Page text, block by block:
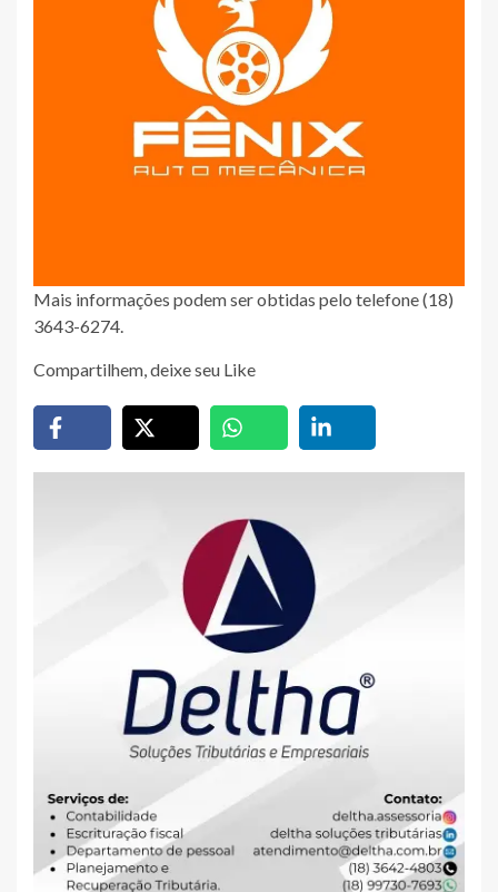
Mais informações podem ser obtidas pelo telefone (18)
3643-6274.
Compartilhem, deixe seu Like